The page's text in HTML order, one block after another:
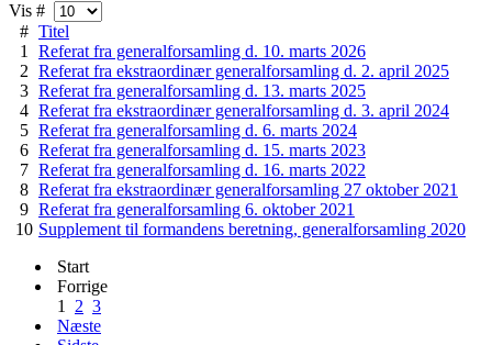
Vis #
# Titel
1
Referat fra generalforsamling d. 10. marts 2026
2 Referat fra ekstraordinær generalforsamling d. 2. april 2025
3 Referat fra generalforsamling d. 13. marts 2025
4 Referat fra ekstraordinær generalforsamling d. 3. april 2024
5 Referat fra generalforsamling d. 6. marts 2024
6 Referat fra generalforsamling d. 15. marts 2023
7 Referat fra generalforsamling d. 16. marts 2022
8 Referat fra ekstraordinær generalforsamling 27 oktober 2021
9 Referat fra generalforsamling 6. oktober 2021
10 Supplement til formandens beretning, generalforsamling 2020
Start
Forrige
1
2 3
Næste